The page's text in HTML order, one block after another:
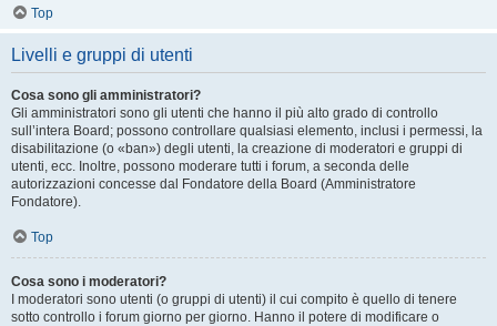
Top
Livelli e gruppi di utenti
Cosa sono gli amministratori?
Gli amministratori sono gli utenti che hanno il più alto grado di controllo
sull’intera Board; possono controllare qualsiasi elemento, inclusi i permessi, la
disabilitazione (o «ban») degli utenti, la creazione di moderatori e gruppi di
utenti, ecc. Inoltre, possono moderare tutti i forum, a seconda delle
autorizzazioni concesse dal Fondatore della Board (Amministratore
Fondatore).
Top
Cosa sono i moderatori?
I moderatori sono utenti (o gruppi di utenti) il cui compito è quello di tenere
sotto controllo i forum giorno per giorno. Hanno il potere di modificare o